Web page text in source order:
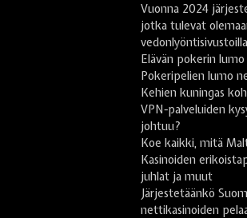
Vuonna 2024
jotka tulevat
vedonlyöntisivustoilla
Elävän pokerin
Pokeripelien lumo
Kehien kuningas
VPN-palveluiden
johtuu?
Koe kaikki, mitä
Kasinoiden
juhlat ja muut
Järjestetäänkö
nettikasinoiden